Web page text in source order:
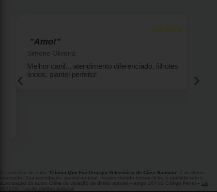
☆☆☆☆☆
"Amo!"
Simone Oliveira
Melhor canil... atendimento diferenciado, filhotes
lindos, plantel perfeito!
‹ ›
O conteúdo do texto " Clínica Que Faz Cirurgia Veterinária de Cães Santana " é de direito
reservado. Sua reprodução, parcial ou total, mesmo citando nossos links, é proibida sem a
autorização do autor. Crime de violação de direito autoral – artigo 184 do Código Penal –
Lei
9610/98 - Lei de direitos autorais .